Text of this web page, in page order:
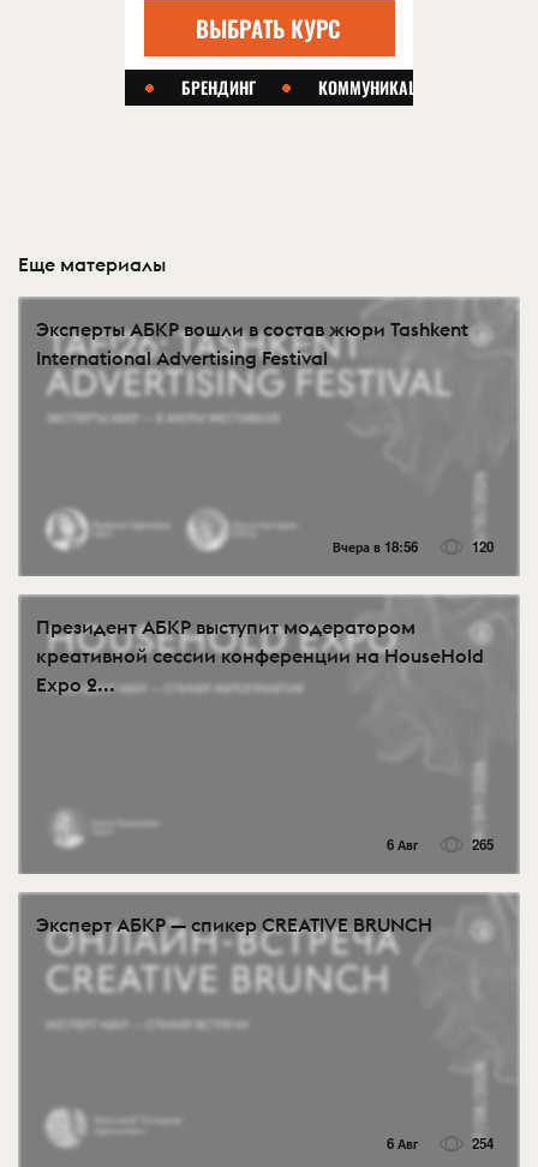
Еще материалы
Эксперты АБКР вошли в состав жюри Tashkent
International Advertising Festival
Вчера в 18:56 120
Президент АБКР выступит модератором
креативной сессии конференции на HouseHold
Expo 2...
6 Авг 265
Эксперт АБКР — спикер CREATIVE BRUNCH
6 Авг 254